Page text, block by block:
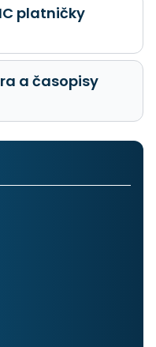
platničky
a časopisy